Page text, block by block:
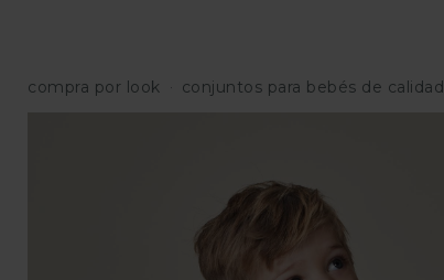
compra por look conjuntos para bebés de calidad